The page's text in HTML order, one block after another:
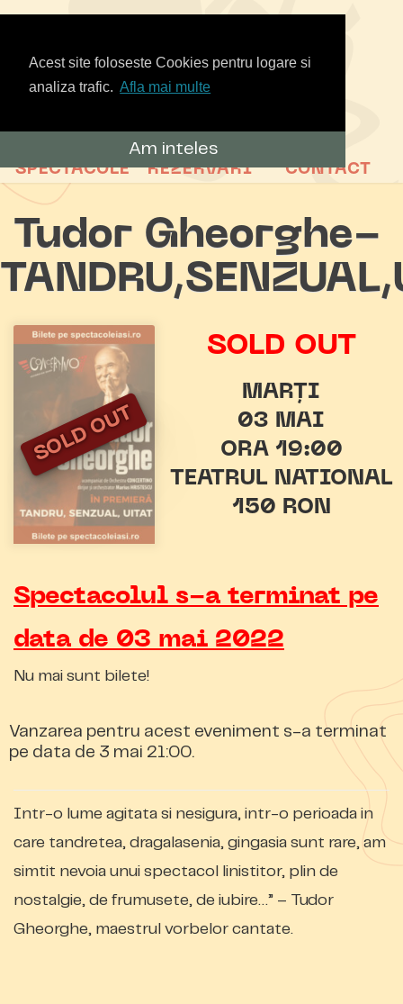
Acest site foloseste Cookies pentru logare si
analiza trafic. Afla mai multe
Am inteles
SPECTACOLE REZERVARI CONTACT
Tudor Gheorghe-
SOLD OUT
SOLD OUT
MARȚI
03 MAI
ORA 19:00
TEATRUL NATIONAL
150 RON
Spectacolul s-a terminat pe
data de 03 mai 2022
Nu mai sunt bilete!
Vanzarea pentru acest eveniment s-a terminat
pe data de 3 mai 21:00.
Intr-o lume agitata si nesigura, intr-o perioada in
care tandretea, dragalasenia, gingasia sunt rare, am
simtit nevoia unui spectacol linistitor, plin de
nostalgie, de frumusete, de iubire…” – Tudor
Gheorghe, maestrul vorbelor cantate.